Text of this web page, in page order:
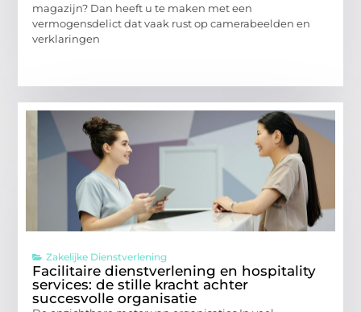
magazijn? Dan heeft u te maken met een
vermogensdelict dat vaak rust op camerabeelden en
verklaringen
Zakelijke Dienstverlening
Facilitaire dienstverlening en hospitality
services: de stille kracht achter
succesvolle organisatie